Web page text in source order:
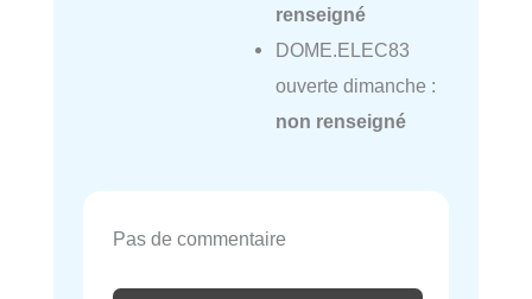
renseigné
DOME.ELEC83
ouverte dimanche :
non renseigné
Pas de commentaire